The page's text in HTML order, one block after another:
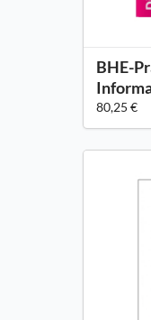
BHE-
80,25 €